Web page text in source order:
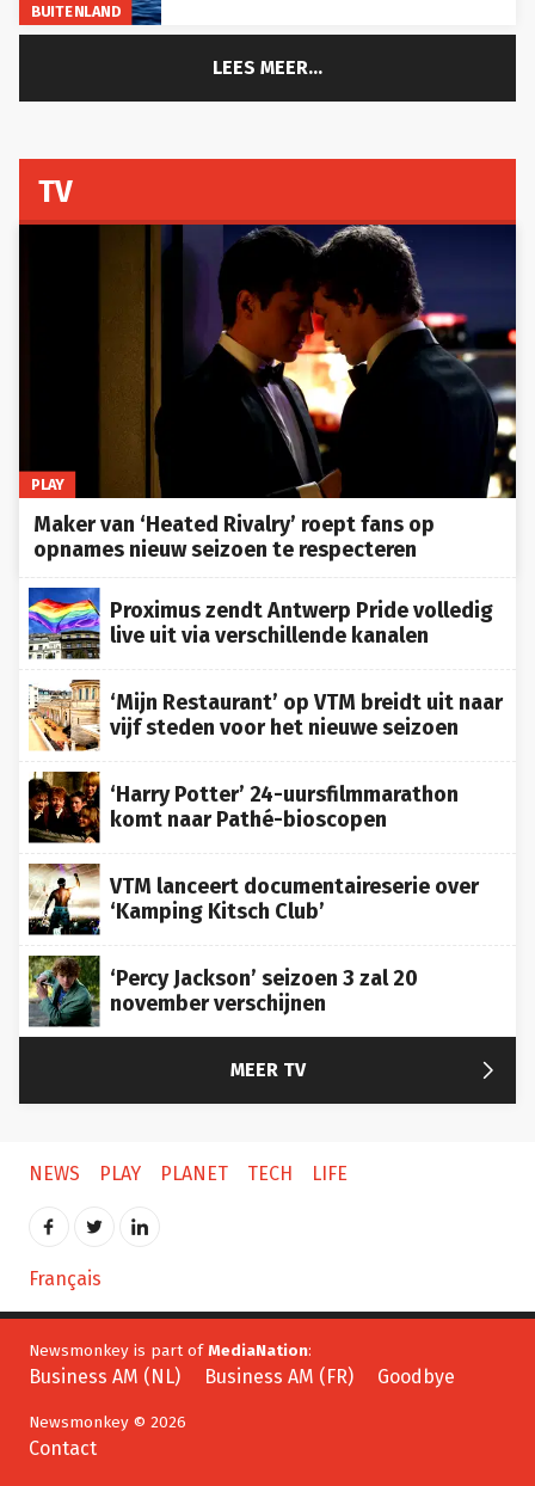
BUITENLAND
LEES MEER...
TV
PLAY
Maker van ‘Heated Rivalry’ roept fans op
opnames nieuw seizoen te respecteren
Proximus zendt Antwerp Pride volledig
live uit via verschillende kanalen
‘Mijn Restaurant’ op VTM breidt uit naar
vijf steden voor het nieuwe seizoen
‘Harry Potter’ 24-uursfilmmarathon
komt naar Pathé-bioscopen
VTM lanceert documentaireserie over
‘Kamping Kitsch Club’
‘Percy Jackson’ seizoen 3 zal 20
november verschijnen
MEER TV 
NEWS PLAY PLANET TECH LIFE
Français
Newsmonkey is part ofMediaNation:
Business AM (NL) Business AM (FR) Goodbye
Newsmonkey © 2026
Contact